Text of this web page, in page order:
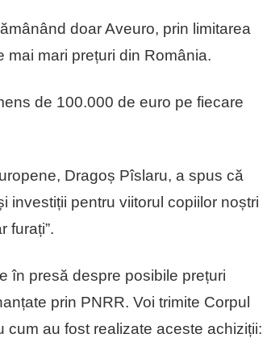
doar Aveuro, prin limitarea
mai mari prețuri din România.
de 100.000 de euro pe fiecare
Dragoș Pîslaru, a spus că
investiții pentru viitorul copiilor noștri
furați”.
în presă despre posibile prețuri
prin PNRR. Voi trimite Corpul
cum au fost realizate aceste achiziții: